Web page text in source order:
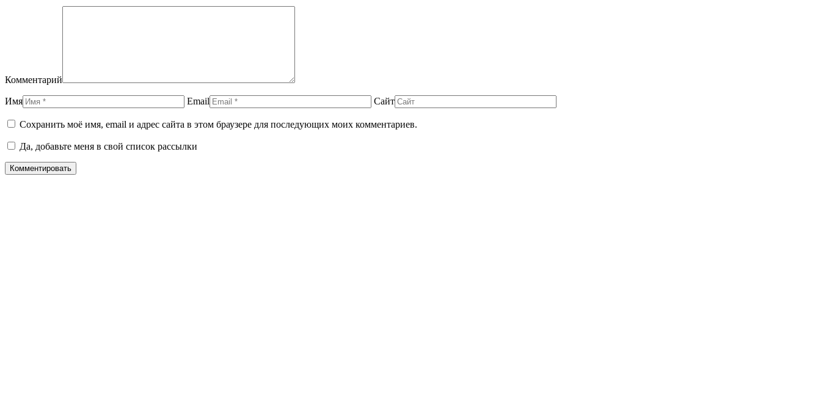
Комментарий
Имя Email Сайт
Сохранить моё имя, email и адрес сайта в этом браузере для последующих моих комментариев.
Да, добавьте меня в свой список рассылки